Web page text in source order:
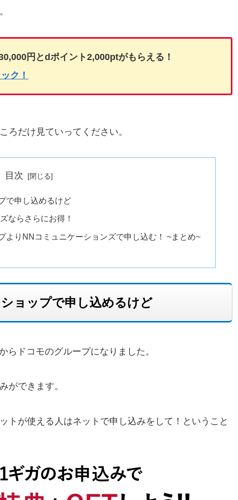
円とdポイント2,000ptがもらえる！
ク！
ろだけ見ていってください。
目次
で申し込めるけど
ならさらにお得！
よりNNコミュニケーションズで申し込む！ ~まとめ~
ョップで申し込めるけど
らドコモのグループになりました。
ができます。
トが使える人はネットで申し込みをして！ということ